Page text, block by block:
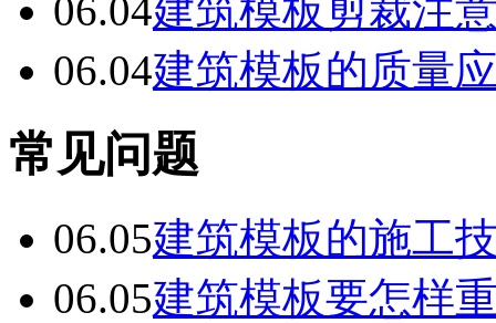
06.04建筑模板剪裁注
06.04建筑模板的质量
常见问题
06.05建筑模板的施工
06.05建筑模板要怎样